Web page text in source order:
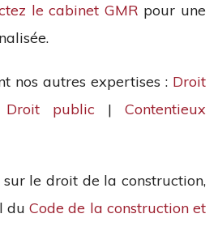
le cabinet GMR pour une
nos autres expertises : Droit
Droit public | Contentieux
le droit de la construction,
duCode de la construction et